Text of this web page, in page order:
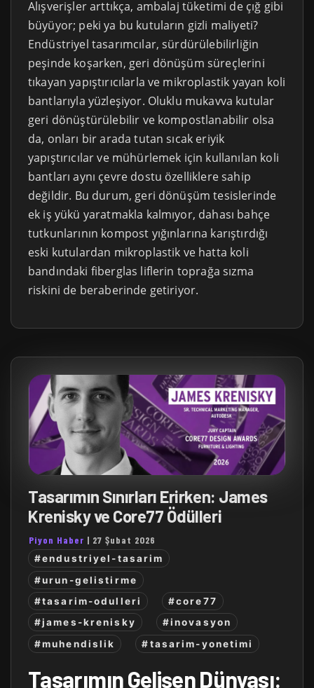
Alışverişler arttıkça, ambalaj tüketimi de çığ gibi
büyüyor; peki ya bu kutuların gizli maliyeti?
Endüstriyel tasarımcılar, sürdürülebilirliğin
peşinde koşarken, geri dönüşüm süreçlerini
tıkayan yapıştırıcılarla ve mikroplastik yayan koli
bantlarıyla yüzleşiyor. Oluklu mukavva kutular
geri dönüştürülebilir ve kompostlanabilir olsa
da, onları bir arada tutan sıcak eriyik
yapıştırıcılar ve mühürlemek için kullanılan koli
bantları aynı çevre dostu özelliklere sahip
değildir. Bu durum, geri dönüşüm tesislerinde
ek iş yükü yaratmakla kalmıyor, dahası bahçe
tutkunlarının kompost yığınlarına karıştırdığı
eski kutulardan mikroplastik ve hatta koli
bandındaki fiberglas liflerin toprağa sızma
riskini de beraberinde getiriyor.
Tasarımın Sınırları Erirken: James
Krenisky ve Core77 Ödülleri
Piyon Haber | 27 Şubat 2026
#endustriyel-tasarim
#urun-gelistirme
#tasarim-odulleri
#core77
#james-krenisky
#inovasyon
#muhendislik
#tasarim-yonetimi
Tasarımın Gelişen Dünyası: